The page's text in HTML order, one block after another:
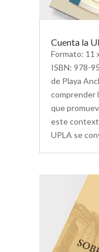
Cuenta la
Formato: 11
ISBN: 978-
de Playa
comprender
que
este
UPLA se